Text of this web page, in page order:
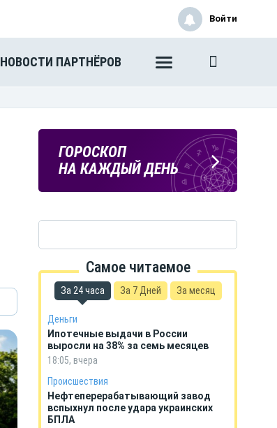
НОВОСТИ ПАРТНЁРОВ
Войти
ПОГОДА
В ТАМБОВЕ
ГОРОСКОП
НА КАЖДЫЙ ДЕНЬ
Самое читаемое
За 24 часа За 7 Дней За месяц
Деньги
Ипотечные выдачи в России
выросли на 38% за семь месяцев
18:05, вчера
Происшествия
Нефтеперерабатывающий завод
вспыхнул после удара украинских
БПЛА